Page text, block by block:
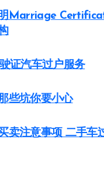
Marriage
证汽车过户服务
些坑你要小心
卖注意事项 二手车